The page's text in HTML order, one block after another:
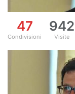
47
Condivisioni
942
Visite